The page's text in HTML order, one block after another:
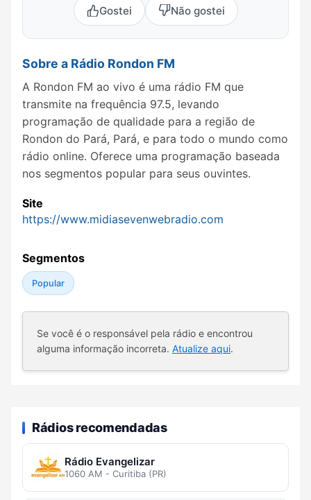
Gostei Não gostei
Sobre a Rádio Rondon FM
A Rondon FM ao vivo é uma rádio FM que
transmite na frequência 97.5, levando
programação de qualidade para a região de
Rondon do Pará, Pará, e para todo o mundo como
rádio online. Oferece uma programação baseada
nos segmentos popular para seus ouvintes.
Site
https://www.midiasevenwebradio.com
Segmentos
Popular
Se você é o responsável pela rádio e encontrou
alguma informação incorreta. Atualize aqui.
Rádios recomendadas
Rádio Evangelizar
1060 AM - Curitiba (PR)